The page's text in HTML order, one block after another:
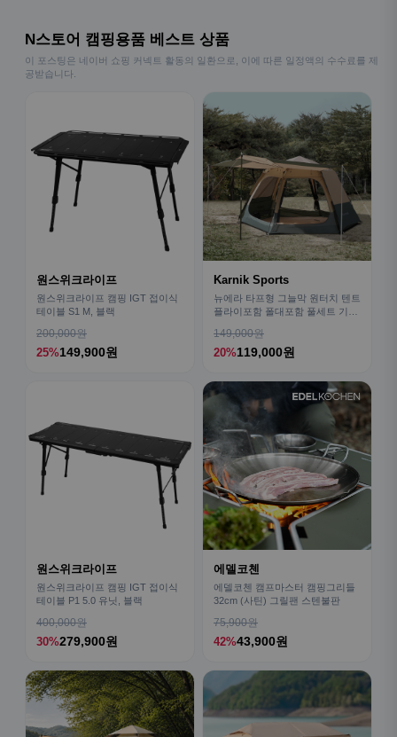
N스토어 캠핑용품 베스트 상품
이 포스팅은 네이버 쇼핑 커넥트 활동의 일환으로, 이에 따른 일정액의 수수료를 제
공받습니다.
원스위크라이프
원스위크라이프 캠핑 IGT 접이식
테이블 S1 M, 블랙
200,000원
25%149,900원
Karnik Sports
뉴에라 타프형 그늘막 원터치 텐트
플라이포함 폴대포함 풀세트 기본
149,000원
20%119,000원
원스위크라이프
원스위크라이프 캠핑 IGT 접이식
테이블 P1 5.0 유닛, 블랙
400,000원
30%279,900원
에델코첸
에델코첸 캠프마스터 캠핑그리들
32cm (사틴) 그릴팬 스텐불판
75,900원
42%43,900원